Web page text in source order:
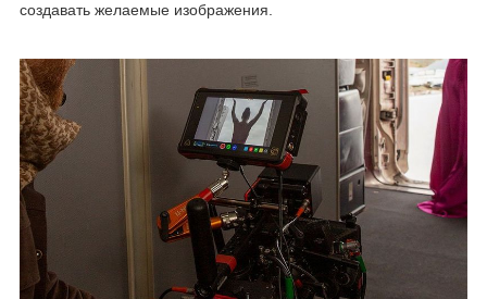
создавать желаемые изображения.